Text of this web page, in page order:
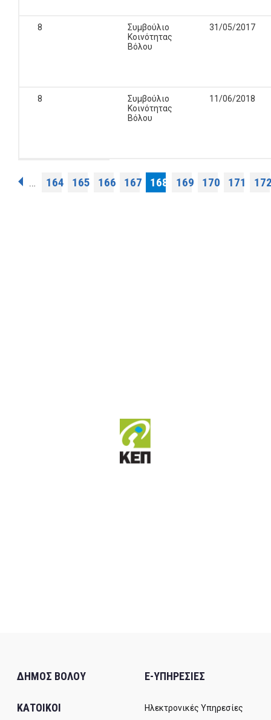
8
Συμβούλιο
Κοινότητας
Βόλου
31/05/2017
8
Συμβούλιο
Κοινότητας
Βόλου
11/06/2018
Σελίδες
… 164 165 166 167 168 169 170 171
ΔΗΜΟΣ ΒΟΛΟΥ
ΚΑΤΟΙΚΟΙ
E-ΥΠΗΡΕΣΙΕΣ
Ηλεκτρονικές Υπηρεσίες